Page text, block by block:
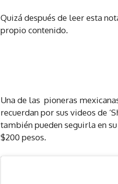
Quizá después de leer esta
propio contenido.
Una de las pioneras
recuerdan por sus videos de
también pueden seguirla en
$200 pesos.